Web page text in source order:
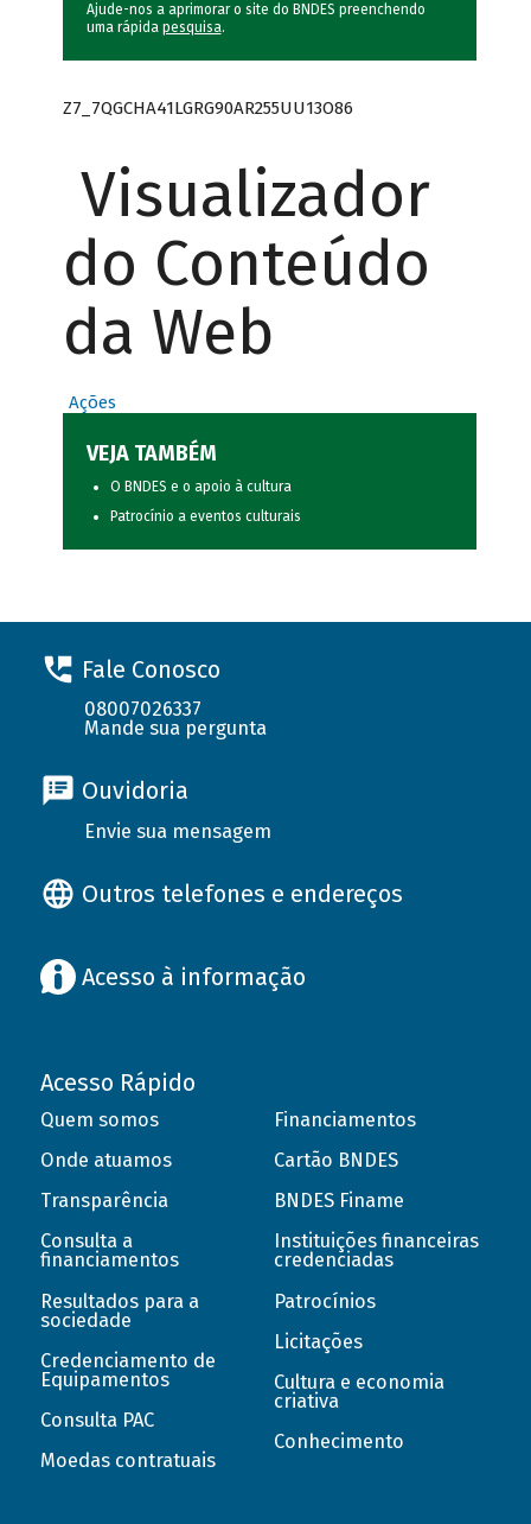
Ajude-nos a aprimorar o site do BNDES preenchendo
uma rápida pesquisa.
Z7_7QGCHA41LGRG90AR255UU13O86
Visualizador
do Conteúdo
da Web
Ações
VEJA TAMBÉM
O BNDES e o apoio à cultura
Patrocínio a eventos culturais
Fale Conosco
08007026337
Mande sua pergunta
Ouvidoria
Envie sua mensagem
Outros telefones e endereços
Acesso à informação
Acesso Rápido
Quem somos
Onde atuamos
Transparência
Consulta a
financiamentos
Resultados para a
sociedade
Credenciamento de
Equipamentos
Consulta PAC
Moedas contratuais
Financiamentos
Cartão BNDES
BNDES Finame
Instituições financeiras
credenciadas
Patrocínios
Licitações
Cultura e economia
criativa
Conhecimento